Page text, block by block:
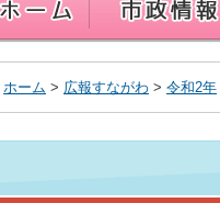
ホーム > 広報すながわ > 令和2年